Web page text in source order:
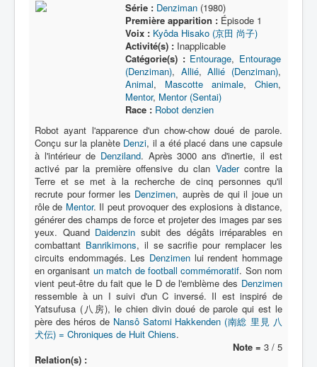
Série : Denziman(1980)
Première apparition :Épisode 1
Voix : Kyôda Hisako (京田 尚子)
Activité(s) :Inapplicable
Catégorie(s) : Entourage, Entourage
(Denziman), Allié,Allié (Denziman),
Animal, Mascotte animale, Chien,
Mentor, Mentor (Sentai)
Race : Robot denzien
Robot ayant l'apparence d'un chow-chow doué de parole.
Conçu sur la planète Denzi, il a été placé dans une capsule
à l'intérieur de Denziland. Après 3000 ans d'inertie, il est
activé par la première offensive du clan Vadercontre la
Terre et se met à la recherche de cinq personnes qu'il
recrute pour former les Denzimen, auprès de qui il joue un
rôle de Mentor. Il peut provoquer des explosions à distance,
générer des champs de force et projeter des images par ses
yeux. Quand Daidenzin subit des dégâts irréparables en
combattant Banrikimons, il se sacrifie pour remplacer les
circuits endommagés. Les Denzimen lui rendent hommage
en organisant un match de football commémoratif. Son nom
vient peut-être du fait que le D de l'emblème des Denzimen
ressemble à un I suivi d'un C inversé. Il est inspiré de
Yatsufusa (八房), le chien divin doué de parole qui est le
père des héros de Nansô Satomi Hakkenden (南総 里見 八
犬伝) = Chroniques de Huit Chiens.
Note = 3 / 5
Relation(s) :